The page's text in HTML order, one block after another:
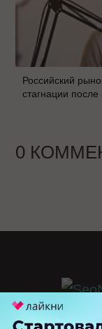
Российский
стагнации после
0